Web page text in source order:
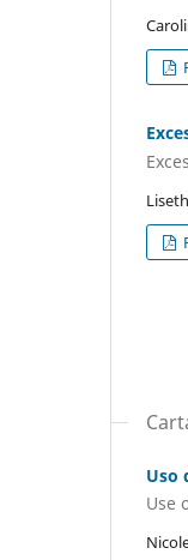
Uso
Use